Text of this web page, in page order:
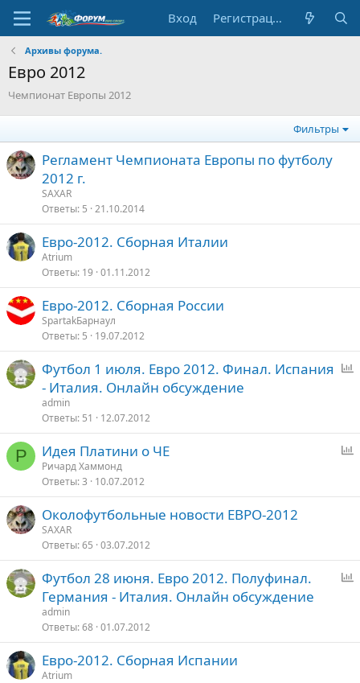
Вход Регистрация
Архивы форума.
Евро 2012
Чемпионат Европы 2012
Фильтры
Регламент Чемпионата Европы по футболу
2012 г.
SAXAR
Ответы 5 21.10.2014
Евро-2012. Сборная Италии
Atrium
Ответы 19 01.11.2012
Евро-2012. Сборная России
SpartakБарнаул
Ответы 5 19.07.2012
с
Футбол 1 июля. Евро 2012. Финал. Испания
- Италия. Онлайн обсуждение
admin
Ответы 51 12.07.2012
Р
о
Идея Платини о ЧЕ
Ричард Хаммонд
Ответы 3 10.07.2012
Околофутбольные новости ЕВРО-2012
SAXAR
Ответы 65 03.07.2012
с
Футбол 28 июня. Евро 2012. Полуфинал.
Германия - Италия. Онлайн обсуждение
admin
Ответы 68 01.07.2012
Евро-2012. Сборная Испании
Atrium